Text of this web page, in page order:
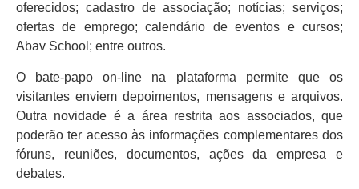
oferecidos; cadastro de associação; notícias; serviços;
ofertas de emprego; calendário de eventos e cursos;
Abav School; entre outros.
O bate-papo on-line na plataforma permite que os
visitantes enviem depoimentos, mensagens e arquivos.
Outra novidade é a área restrita aos associados, que
poderão ter acesso às informações complementares dos
fóruns, reuniões, documentos, ações da empresa e
debates.